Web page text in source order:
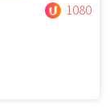
1080